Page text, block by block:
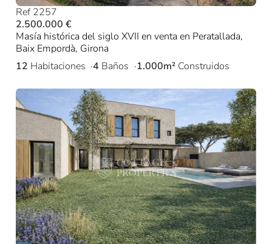
Ref 2257
2.500.000 €
Masía histórica del siglo XVII en venta en Peratallada,
Baix Empordà, Girona
12 Habitaciones 4 Baños 1.000m² Construidos